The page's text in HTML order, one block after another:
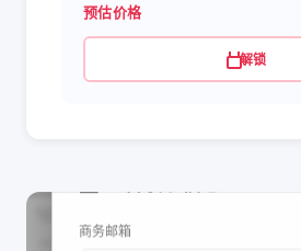
预估价格
解锁
商务邮箱